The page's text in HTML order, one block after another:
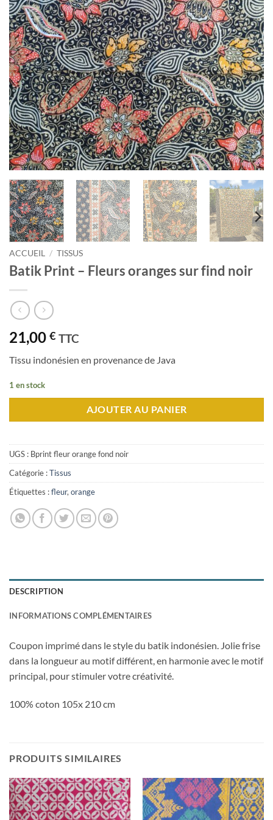
ACCUEIL / TISSUS
Batik Print – Fleurs oranges sur find noir
21,00 € TTC
Tissu indonésien en provenance de Java
1 en stock
AJOUTER AU PANIER
UGS : Bprint fleur orange fond noir
Catégorie :Tissus
Étiquettes :fleur, orange
DESCRIPTION
INFORMATIONS COMPLÉMENTAIRES
Coupon imprimé dans le style du batik indonésien. Jolie frise
dans la longueur au motif différent, en harmonie avec le motif
principal, pour stimuler votre créativité.
100% coton 105x 210 cm
PRODUITS SIMILAIRES
Ajouter
à la liste
Ajouter
à la liste